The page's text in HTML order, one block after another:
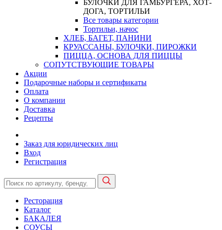
БУЛОЧКИ ДЛЯ ГАМБУРГЕРА, ХОТ-
ДОГА, ТОРТИЛЬИ
Все товары категории
Тортильи, начос
ХЛЕБ, БАГЕТ, ПАНИНИ
КРУАССАНЫ, БУЛОЧКИ, ПИРОЖКИ
ПИЦЦА, ОСНОВА ДЛЯ ПИЦЦЫ
СОПУТСТВУЮЩИЕ ТОВАРЫ
Акции
Подарочные наборы и сертификаты
Оплата
О компании
Доставка
Рецепты
Заказ для юридических лиц
Вход
Регистрация
Ресторация
Каталог
БАКАЛЕЯ
СОУСЫ